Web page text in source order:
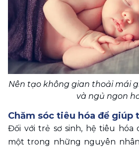
Nên tạo không gian thoải mái
và ngủ ngon
Chăm sóc tiêu hóa để giúp
Đối với trẻ sơ sinh, hệ tiêu hóa
một trong những nguyên